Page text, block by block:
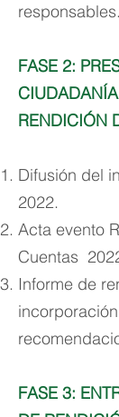
responsables.​
FASE 2:
RENDICIÓN
Difusión del
2022.
Acta evento
Cuentas
Informe de
FASE 3: